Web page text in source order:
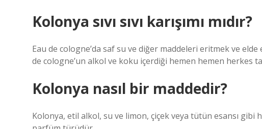
Kolonya sıvı sıvı karışımı mıdır?
Eau de cologne’da saf su ve diğer maddeleri eritmek ve elde
de cologne’un alkol ve koku içerdiği hemen hemen herkes
Kolonya nasıl bir maddedir?
Kolonya, etil alkol, su ve limon, çiçek veya tütün esansı gibi